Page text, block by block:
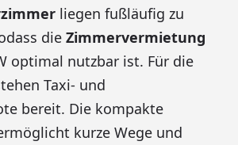
liegen fußläufig zu
die Zimmervermietung
optimal nutzbar ist. Für die
Taxi- und
bereit. Die kompakte
kurze Wege und